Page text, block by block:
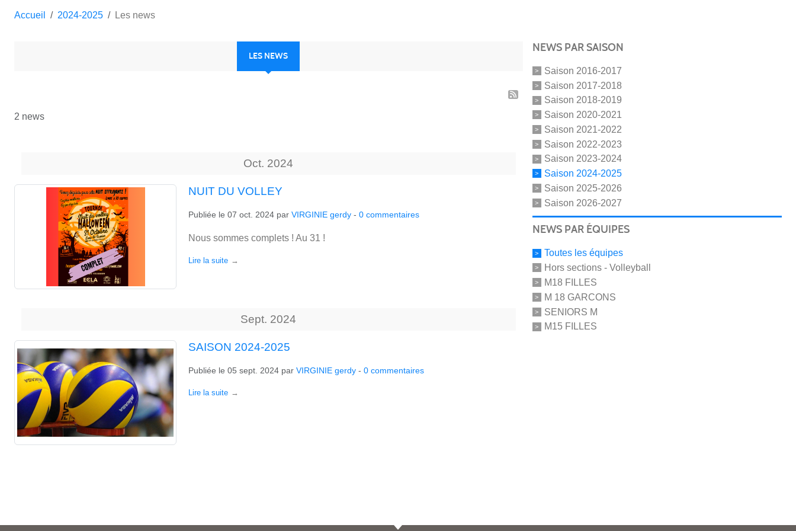
Accueil 2024-2025 Les news
LES NEWS
2 news
Oct. 2024
NUIT DU VOLLEY
Publiée le07 oct. 2024 parVIRGINIE gerdy -0 commentaires
Nous sommes complets ! Au 31 !
Lire la suite
Sept. 2024
SAISON 2024-2025
Publiée le05 sept. 2024 parVIRGINIE gerdy -0 commentaires
Lire la suite
NEWS PAR SAISON
Saison 2016-2017
Saison 2017-2018
Saison 2018-2019
Saison 2020-2021
Saison 2021-2022
Saison 2022-2023
Saison 2023-2024
Saison 2024-2025
Saison 2025-2026
Saison 2026-2027
NEWS PAR ÉQUIPES
Toutes les équipes
Hors sections - Volleyball
M18 FILLES
M 18 GARCONS
SENIORS M
M15 FILLES